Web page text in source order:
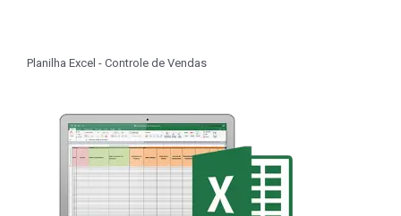
Planilha Excel - Controle de Vendas